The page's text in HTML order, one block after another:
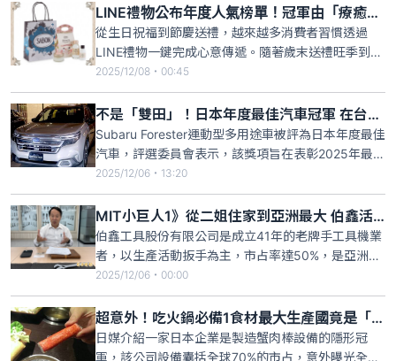
11月ETF定期定額排行榜可發現，元大台灣
50（0050）以65.1萬交易戶數穩坐冠軍
LINE禮物公布年度人氣榜單！冠軍由「療癒系送禮」奪下
從生日祝福到節慶送禮，越來越多消費者習慣透過
LINE禮物一鍵完成心意傳遞。隨著歲末送禮旺季到
來，LINE禮物也公布2025年度榜單，其中美妝保養
類別冠軍由SABON新升級明星三部曲推薦組「綠玫
瑰」奪下，主打清潔、保養到香氛一次到位的完整療
癒體驗；第2名則是 Jo Malone London輕巧護手潤
2025/12/08・00:45
不是「雙田」！日本年度最佳汽車冠軍 在台灣人氣也很旺
Subaru Forester運動型多用途車被評為日本年度最佳
汽車，評選委員會表示，該獎項旨在表彰2025年最傑
出的乘用車。據日本年度汽車評選委員會稱，這款混
合動力SUV因兼顧駕駛性能、實用性、舒適性和越野
能力而備受讚譽，同時保持了Subaru的高安全標準。
2025/12/06・13:20
MIT小巨人1》從二姐住家到亞洲最大 伯鑫活動扳手隱形冠軍
伯鑫工具股份有限公司是成立41年的老牌手工具機業
者，以生產活動扳手為主，市占率達50%，是亞洲最
大、排名全球前三的手工具業者，堪稱台灣的隱形冠
軍！創辦人兼總經理吳傳福表示，製造業要成功，產
品、技術及管理三方面要互相配合，強調「追根究
底、精益求精，永遠不斷地努力」是其核心精神，希
望建立「員工遇到問題都
2025/12/06・00:00
超意外！吃火鍋必備1食材最大生產國竟是「友台國家」
日媒介紹一家日本企業是製造蟹肉棒設備的隱形冠
軍，該公司設備囊括全球70%的市占，意外曝光全球